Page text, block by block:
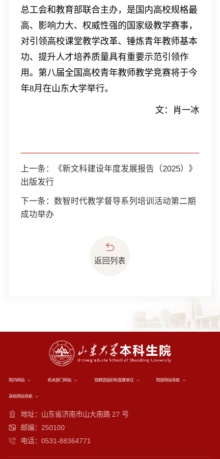
总工会和教育部联合主办，是国内高校规格最
高、影响力大、权威性强的国家级教学赛事，
对引领高校课堂教学改革、锤炼青年教师基本
功、提升人才培养质量具有重要示范引领作
用。第八届全国高校青年教师教学竞赛将于今
年8月在山东大学举行。
文：肖一冰
上一条：
《新文科建设年度发展报告（2025）》
出版发行
下一条： 数智时代教学督导系列培训活动第二期
成功举办
返回列表
院内网站 机关部门网站 党群团组织和直属单位 院部网站导航
高校网站导航
地址：山东省济南市山大南路 27 号
邮编：250100
电话：0531-88364771